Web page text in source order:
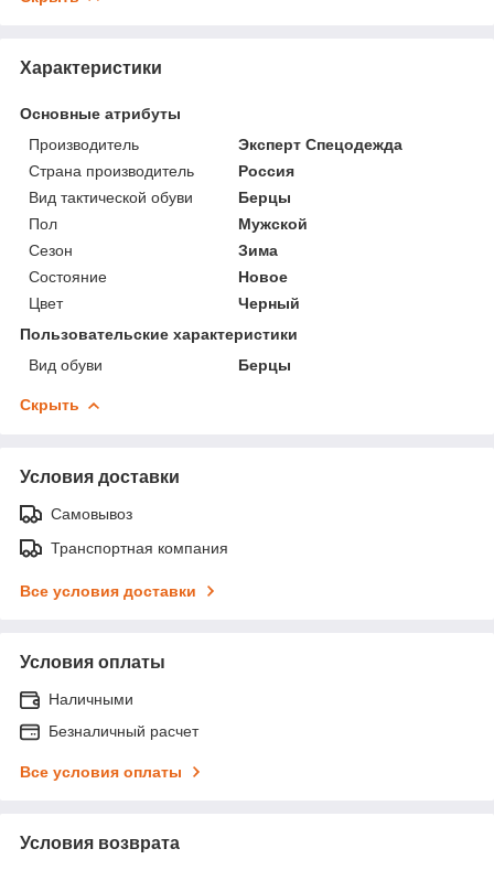
Характеристики
Основные атрибуты
Производитель
Эксперт Спецодежда
Страна производитель
Россия
Вид тактической обуви
Берцы
Пол
Мужской
Сезон
Зима
Состояние
Новое
Цвет
Черный
Пользовательские характеристики
Вид обуви
Берцы
Скрыть
Условия доставки
Самовывоз
Транспортная компания
Все условия доставки
Условия оплаты
Наличными
Безналичный расчет
Все условия оплаты
Условия возврата